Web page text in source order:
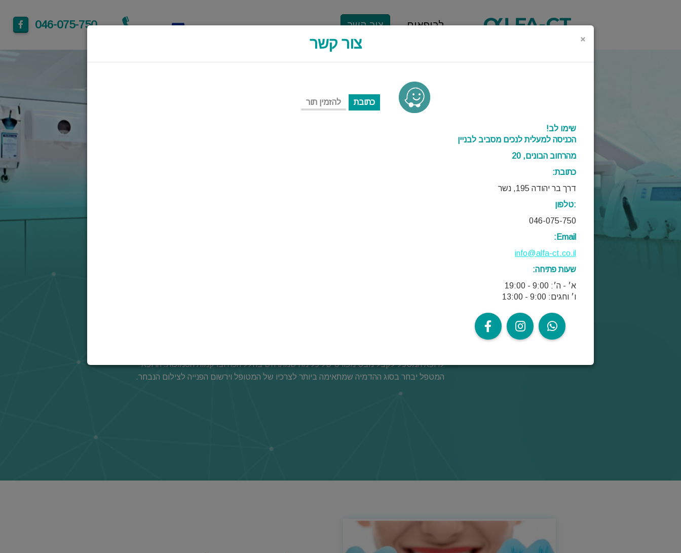
046-075-750 צור קשר לרופאים
לרופא המטפל לקבל מבט מפורט של כל מה שמתרחש בחלל הפה וברקמות הסמוכות. הרופא
המטפל יבחר בסוג ההדמיה שמתאימה ביותר לצרכיו של המטופל וירשום הפנייה לצילום הנבחר.
× צור קשר
כתובת להזמין תור
שימו לב!
הכניסה למעלית לנכים מסביב לבניין
מהרחוב הבונים, 20
כתובת:
דרך בר יהודה 195, נשר
טלפון:
046-075-750
Email:
info@alfa-ct.co.il
שעות פתיחה:
א׳ - ה׳: 9:00 - 19:00
ו׳ וחגים: 9:00 - 13:00